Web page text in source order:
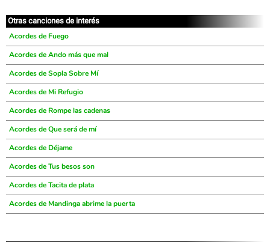
Otras canciones de interés
Acordes de Fuego
Acordes de Ando más que mal
Acordes de Sopla Sobre Mí
Acordes de Mi Refugio
Acordes de Rompe las cadenas
Acordes de Que será de mí
Acordes de Déjame
Acordes de Tus besos son
Acordes de Tacita de plata
Acordes de Mandinga abrime la puerta